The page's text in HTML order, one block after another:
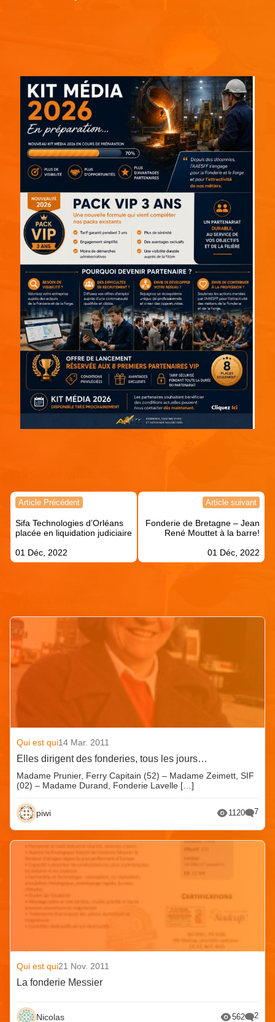
Navigation
l’article
Article Précédent
Sifa Technologies d’Orléans
placée en liquidation judiciaire
01 Déc, 2022
Article suivant
Fonderie de Bretagne – Jean
René Mouttet à la barre!
01 Déc, 2022
Qui est qui14 Mar. 2011
Elles dirigent des fonderies, tous les jours…
Madame Prunier, Ferry Capitain (52) – Madame Zeimett, SIF
(02) – Madame Durand, Fonderie Lavelle […]
piwi 1120 7
Qui est qui21 Nov. 2011
La fonderie Messier
Nicolas 562 2